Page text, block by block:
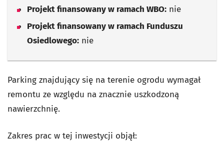
Projekt finansowany w ramach WBO: nie
Projekt finansowany w ramach Funduszu
Osiedlowego: nie
Parking znajdujący się na terenie ogrodu wymagał
remontu ze względu na znacznie uszkodzoną
nawierzchnię.
Zakres prac w tej inwestycji objął: